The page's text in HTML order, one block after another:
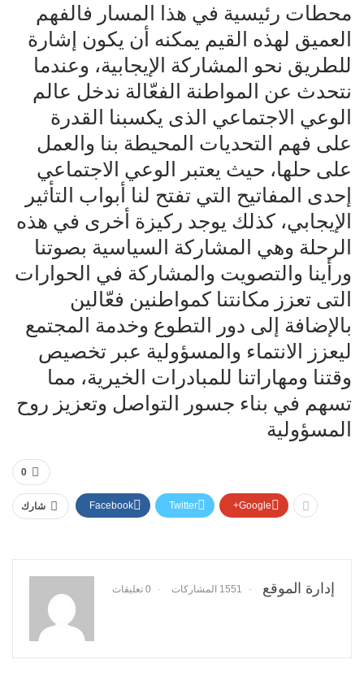
محطات رئيسية في هذا المسار فالفهم
العميق لهذه القيم يمكنه أن يكون إشارة
للطريق نحو المشاركة الإيجابية، وعندما
نتحدث عن المواطنة الفعّالة ندخل عالم
الوعي الاجتماعي الذى يكسبنا القدرة
على فهم التحديات المحيطة بنا والعمل
على حلها، حيث يعتبر الوعي الاجتماعي
إحدى المفاتيح التي تفتح لنا أبواب التأثير
الإيجابي، كذلك يوجد ركيزة أخرى في هذه
الرحلة وهي المشاركة السياسية بصوتنا
ورأينا والتصويت والمشاركة في الحوارات
التى تعزز مكانتنا كمواطنين فعّالين
بالإضافة إلى دور التطوع وخدمة المجتمع
ليعزز الانتماء والمسؤولية عبر تخصيص
وقتنا ومهاراتنا للمبادرات الخيرية، مما
تسهم في بناء جسور التواصل وتعزيز روح
المسؤولية
0
شارك Facebook Twitter Google+
إدارة الموقع 1551 المشاركات 0 تعليقات